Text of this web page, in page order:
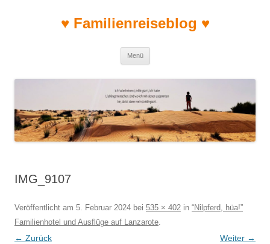
♥ Familienreiseblog ♥
Menü
IMG_9107
Veröffentlicht am 5. Februar 2024 bei 535 × 402 in “Nilpferd, hüa!”
Familienhotel und Ausflüge auf Lanzarote.
← Zurück Weiter →